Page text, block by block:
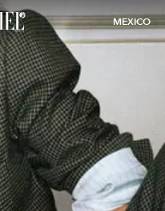
MEXICO